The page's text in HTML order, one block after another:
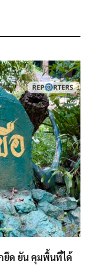
ยึด ยัน คุมพื้นที่ได้